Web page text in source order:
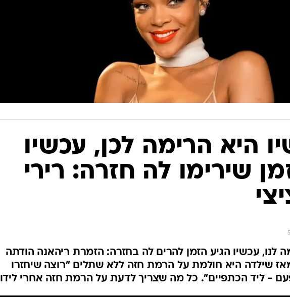
היא הרימה לכן, עכשיו
שירימו לה חזרה: רירי
לנו, עכשיו הגיע הזמן להרים לה בחזרה: הזמרת ריהאנה הודתה
שילדה היא חולמת על הרמת חזה ללא שתלים "רוצה שיחזרו
- ליד הכתפיים". כל מה שצריך לדעת על הרמת חזה אחרי